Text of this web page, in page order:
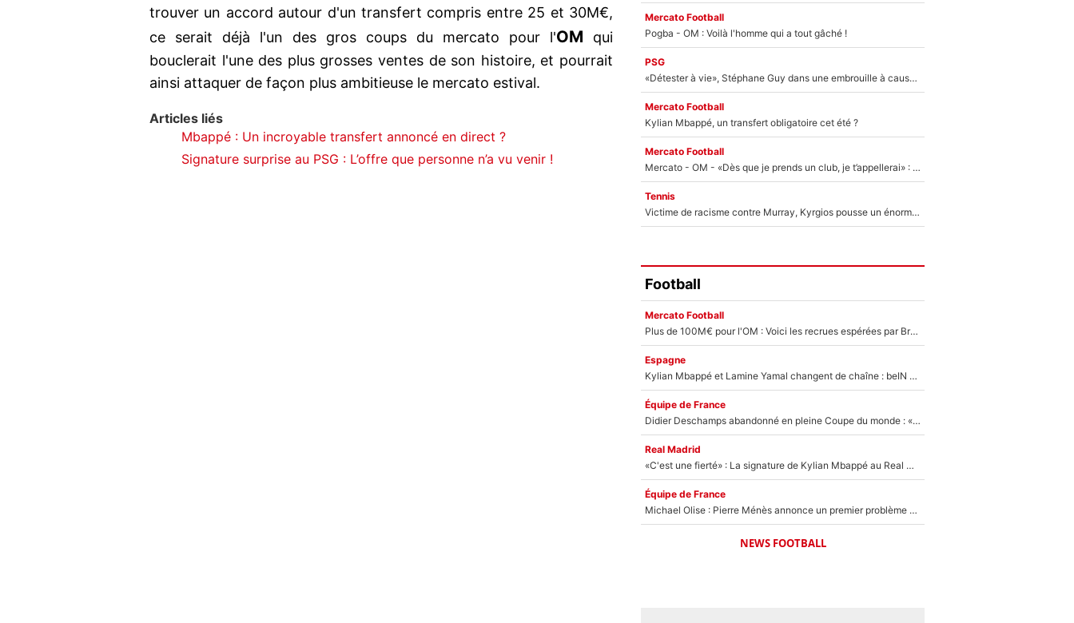
trouver un accord autour d'un transfert compris entre 25 et 30M€,
ce serait déjà l'un des gros coups du mercato pour l'OM qui
bouclerait l'une des plus grosses ventes de son histoire, et pourrait
ainsi attaquer de façon plus ambitieuse le mercato estival.
Articles liés
Mbappé : Un incroyable transfert annoncé en direct ?
Signature surprise au PSG : L’offre que personne n’a vu venir !
Mercato Football
Pogba - OM : Voilà l'homme qui a tout gâché !
PSG
«Détester à vie», Stéphane Guy dans une embrouille à cause du PSG !
Mercato Football
Kylian Mbappé, un transfert obligatoire cet été ?
Mercato Football
Mercato - OM - «Dès que je prends un club, je t’appellerai» : La promesse de Marcelino au moment de claquer la porte
Tennis
Victime de racisme contre Murray, Kyrgios pousse un énorme coup de gueule !
Football
Mercato Football
Plus de 100M€ pour l'OM : Voici les recrues espérées par Bruno Genesio et Grégory Lorenzi après l’opération dégraissage
Espagne
Kylian Mbappé et Lamine Yamal changent de chaîne : beIN SPORTS ne digère pas cette décision historique et prédit un fiasco pour la Liga
Équipe de France
Didier Deschamps abandonné en pleine Coupe du monde : «La FFF était déjà passée à Zinedine Zidane»
Real Madrid
«C'est une fierté» : La signature de Kylian Mbappé au Real Madrid continue de régaler l'Espagne
Équipe de France
Michael Olise : Pierre Ménès annonce un premier problème pour Zinedine Zidane en équipe de France
NEWS FOOTBALL